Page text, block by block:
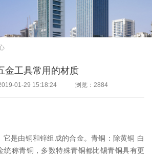
金工具常用的材质
2019-01-29 15:18:24 浏览：2884
它是由铜和锌组成的合金。青铜：除黄铜 白
统称青铜，多数特殊青铜都比锡青铜具有更